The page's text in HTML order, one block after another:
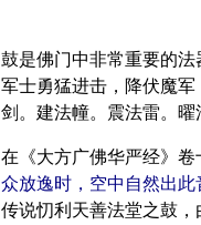
鼓是佛门中非常重要的
军士勇猛进击，降伏魔
剑。建法幢。震法雷。曜
在《大方广佛华严经》卷
众放逸时，空中自然出此
传说忉利天善法堂之鼓，